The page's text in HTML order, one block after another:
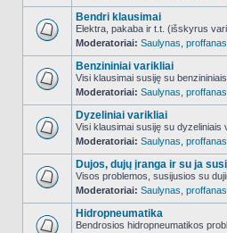
NO_UNREAD_POSTS
Bendri klausimai
Elektra, pakaba ir t.t. (išskyrus
Moderatoriai: Saulynas proffanas
NO_UNREAD_POSTS
Benzininiai varikliai
Visi klausimai susiję su
Moderatoriai: Saulynas proffanas
NO_UNREAD_POSTS
Dyzeliniai varikliai
Visi klausimai susiję su dyzeliniais
Moderatoriai: Saulynas proffanas
NO_UNREAD_POSTS
Dujos, dujų įranga ir su ja
Visos problemos, susijusios su
Moderatoriai: Saulynas proffanas
Hidropneumatika
Bendrosios hidropneumatikos